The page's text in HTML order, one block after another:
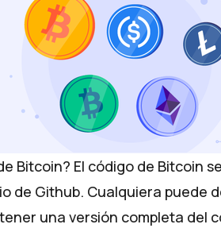
Bitcoin? El código de Bitcoin
de Github. Cualquiera puede
una versión completa del